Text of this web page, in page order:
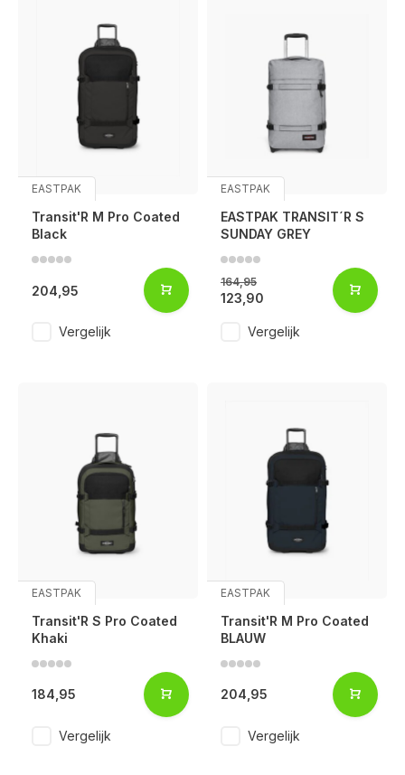
EASTPAK
Transit'R M Pro Coated
Black
204,95
Vergelijk
EASTPAK
EASTPAK TRANSIT´R S
SUNDAY GREY
164,95
123,90
Vergelijk
EASTPAK
Transit'R S Pro Coated
Khaki
184,95
Vergelijk
EASTPAK
Transit'R M Pro Coated
BLAUW
204,95
Vergelijk